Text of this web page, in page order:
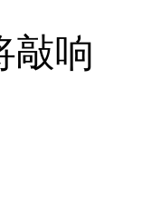
敲响